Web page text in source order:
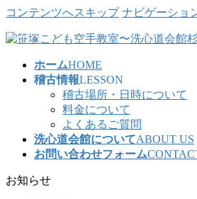
コンテンツへスキップ ナビゲーショ
ホームHOME
稽古情報LESSON
稽古場所・日時について
料金について
よくあるご質問
洗心道会館についてABOUT US
お問い合わせフォーム
お知らせ